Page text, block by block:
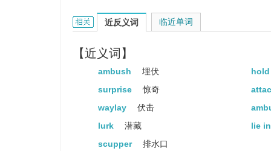
bushwhack的相关资料：
近反义词
【近义词】
ambush 埋伏
surprise
惊奇
waylay
伏击
lurk
潜藏
lie
scupper
排水口
临近单词